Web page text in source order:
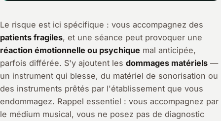
Le risque est ici spécifique : vous accompagnez des
patients fragiles, et une séance peut provoquer une
réaction émotionnelle ou psychique mal anticipée,
parfois différée. S'y ajoutent les dommages matériels —
un instrument qui blesse, du matériel de sonorisation ou
des instruments prêtés par l'établissement que vous
endommagez. Rappel essentiel : vous accompagnez par
le médium musical, vous ne posez pas de diagnostic